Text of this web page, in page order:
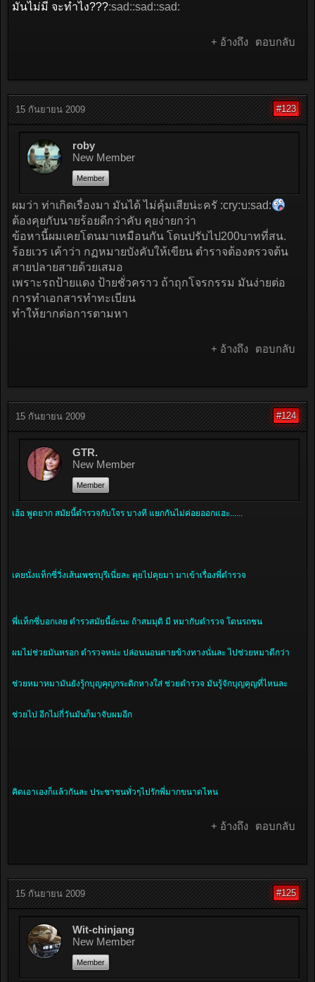
มันไม่มี จะทำไง???:sad::sad::sad:
+ อ้างถึง ตอบกลับ
15 กันยายน 2009 #123
roby
New Member
Member
ผมว่า ท่าเกิดเรื่องมา มันได้ ไม่คุ้มเสียน่ะครั :cry:บ:sad:
ต้องคุยกับนายร้อยดีกว่าคับ คุยง่ายกว่า
ข้อหานี้ผมเคยโดนมาเหมือนกัน โดนปรับไป200บาทที่สน.
ร้อยเวร เค้าว่า กฏหมายบังคับให้เขียน ตำราจต้องตรวจต้น
สายปลายสายด้วยเสมอ
เพราะรถป้ายแดง ป้ายชั่วคราว ถ้าถุกโจรกรรม มันง่ายต่อ
การทำเอกสารทำทะเบียน
ทำให้ยากต่อการตามหา
+ อ้างถึง ตอบกลับ
15 กันยายน 2009 #124
GTR.
New Member
Member
เฮ้อ พูดยาก สมัยนี้ตำรวจกับโจร บางที แยกกันไม่ค่อยออกแฮะ......
เคยนั่งแท็กซี่วิ่งเส้นเพชรบุรีเนี่ยละ คุยไปคุยมา มาเข้าเรื่องพี่ตำรวจ
พี่แท็กซี่บอกเลย ตำรวสมัยนี้อ่ะนะ ถ้าสมมุติ มี หมากับตำรวจ โดนรถชน
ผมไม่ช่วยมันหรอก ตำรวจหน่ะ ปล่อนนอนตายข้างทางนั่นละ ไปช่วยหมาดีกว่า
ช่วยหมาหมามันยังรู้กบุญคุญกระดิกหางใส่ ช่วยตำรวจ มันรู้จักบุญคุญที่ไหนละ
ช่วยไป อีกไม่กี่วันมันก็มาจับผมอีก
คิดเอาเองก็แล้วกันละ ประชาชนทั่วๆไปรักพี่มากขนาดไหน
+ อ้างถึง ตอบกลับ
15 กันยายน 2009 #125
Wit-chinjang
New Member
Member